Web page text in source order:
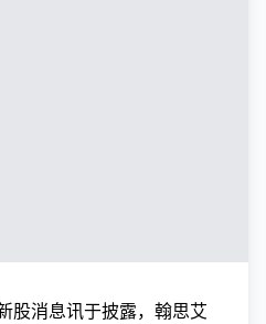
股消息讯于披露，翰思艾